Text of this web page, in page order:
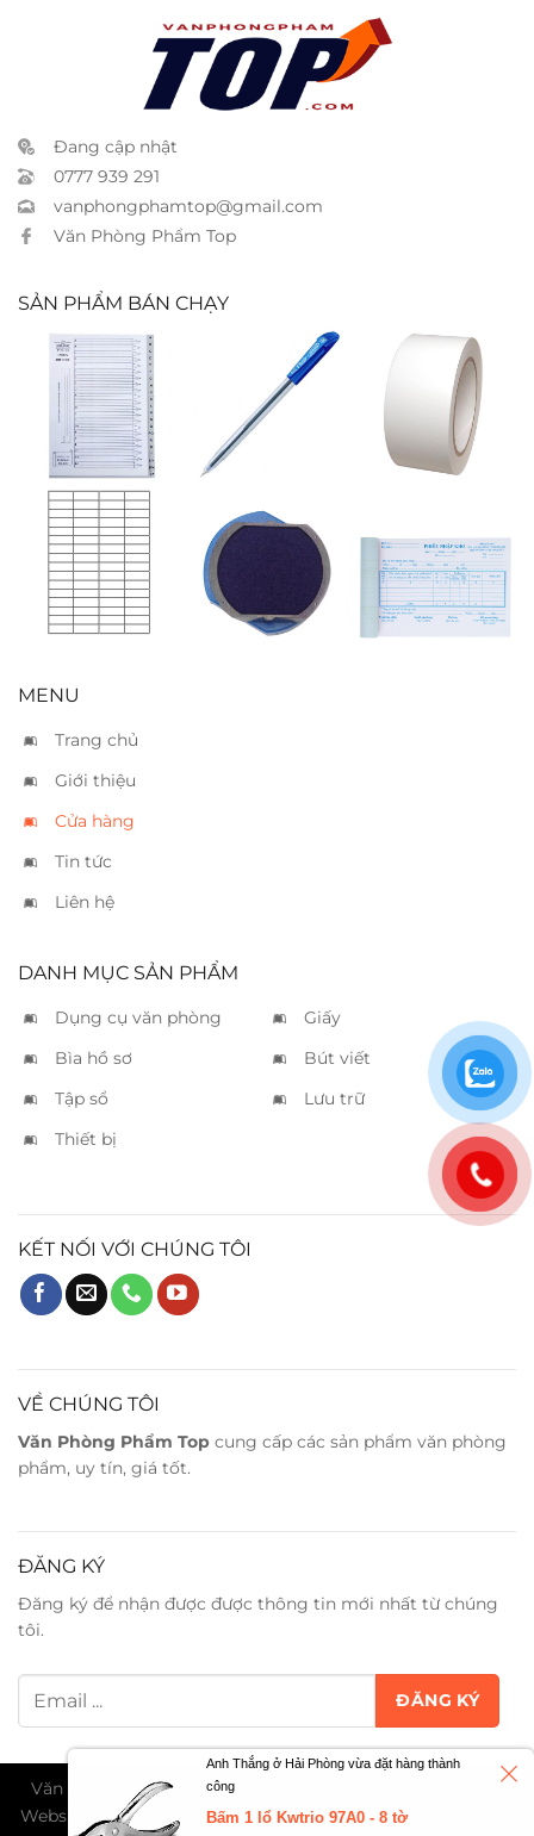
Đang cập nhật
0777 939 291
vanphongphamtop@gmail.com
Văn Phòng Phẩm Top
SẢN PHẨM BÁN CHẠY
Phân trang
nhựa 24 chữ
Bút bi SMS
Băng keo 2
mặt 5cm
Nhãn decal
Tomy 141
(45.7×16.9mm)
Tampon Shiny
xanh R-542-7
Phiếu nhập
kho 3 liên
MENU
Trang chủ
Giới thiệu
Cửa hàng
Tin tức
Liên hệ
DANH MỤC SẢN PHẨM
Dụng cụ văn phòng
Giấy
Bìa hồ sơ
Bút viết
Tập sổ
Lưu trữ
Thiết bị
KẾT NỐI VỚI CHÚNG TÔI
VỀ CHÚNG TÔI
Văn Phòng Phẩm Top cung cấp các sản phẩm văn phòng
phẩm, uy tín, giá tốt.
ĐĂNG KÝ
Đăng ký để nhận được được thông tin mới nhất từ chúng
tôi.
Văn Phòng Phẩm Trân Phát ©2026. All Rights Reserved -
Website đang trong giai đoạn thử nghiệm và chờ cấp phép
Anh Thắng ở Hải Phòng vừa đặt hàng thành
công
Bấm 1 lổ Kwtrio 97A0 - 8 tờ